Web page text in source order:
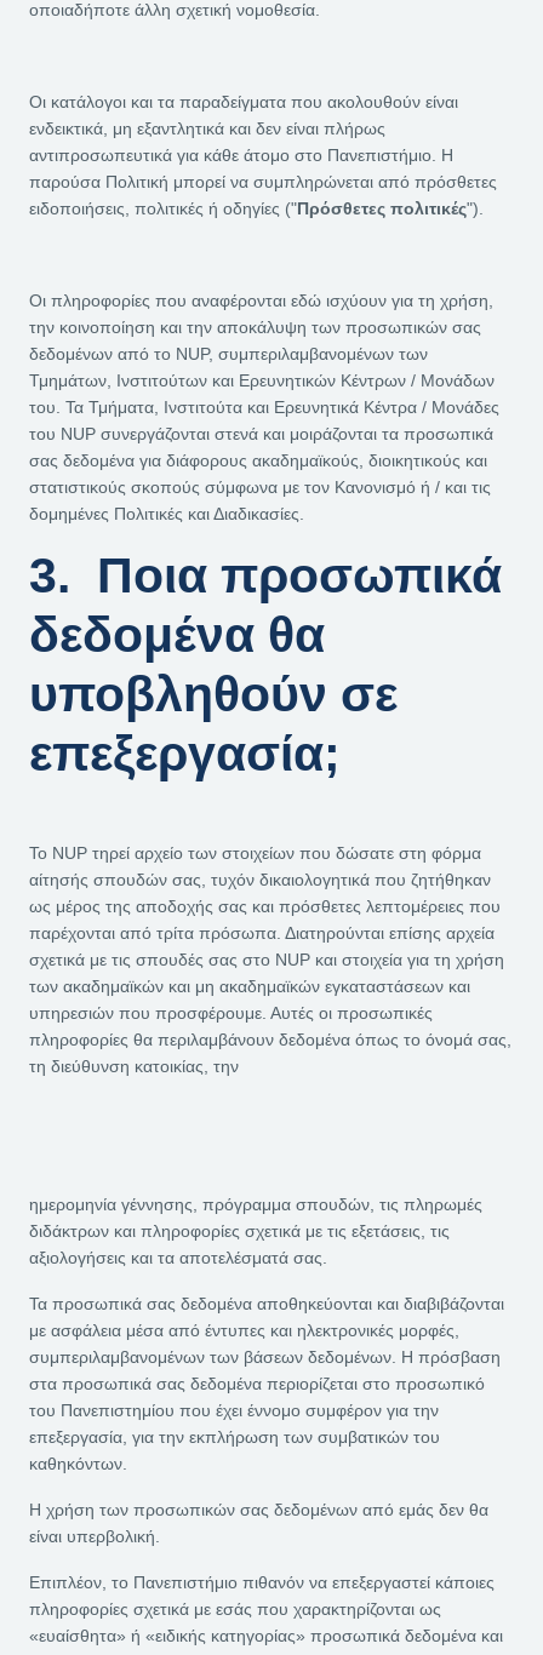
οποιαδήποτε άλλη σχετική νομοθεσία.
Οι κατάλογοι και τα παραδείγματα που ακολουθούν είναι
ενδεικτικά, μη εξαντλητικά και δεν είναι πλήρως
αντιπροσωπευτικά για κάθε άτομο στο Πανεπιστήμιο. Η
παρούσα Πολιτική μπορεί να συμπληρώνεται από πρόσθετες
ειδοποιήσεις, πολιτικές ή οδηγίες ("Πρόσθετες πολιτικές").
Οι πληροφορίες που αναφέρονται εδώ ισχύουν για τη χρήση,
την κοινοποίηση και την αποκάλυψη των προσωπικών σας
δεδομένων από το NUP, συμπεριλαμβανομένων των
Τμημάτων, Ινστιτούτων και Ερευνητικών Κέντρων / Μονάδων
του. Τα Τμήματα, Ινστιτούτα και Ερευνητικά Κέντρα / Μονάδες
του NUP συνεργάζονται στενά και μοιράζονται τα προσωπικά
σας δεδομένα για διάφορους ακαδημαϊκούς, διοικητικούς και
στατιστικούς σκοπούς σύμφωνα με τον Κανονισμό ή / και τις
δομημένες Πολιτικές και Διαδικασίες.
3. Ποια προσωπικά
δεδομένα θα
υποβληθούν σε
επεξεργασία;
Το NUP τηρεί αρχείο των στοιχείων που δώσατε στη φόρμα
αίτησής σπουδών σας, τυχόν δικαιολογητικά που ζητήθηκαν
ως μέρος της αποδοχής σας και πρόσθετες λεπτομέρειες που
παρέχονται από τρίτα πρόσωπα. Διατηρούνται επίσης αρχεία
σχετικά με τις σπουδές σας στο NUP και στοιχεία για τη χρήση
των ακαδημαϊκών και μη ακαδημαϊκών εγκαταστάσεων και
υπηρεσιών που προσφέρουμε. Αυτές οι προσωπικές
πληροφορίες θα περιλαμβάνουν δεδομένα όπως το όνομά σας,
τη διεύθυνση κατοικίας, την
ημερομηνία γέννησης, πρόγραμμα σπουδών, τις πληρωμές
διδάκτρων και πληροφορίες σχετικά με τις εξετάσεις, τις
αξιολογήσεις και τα αποτελέσματά σας.
Τα προσωπικά σας δεδομένα αποθηκεύονται και διαβιβάζονται
με ασφάλεια μέσα από έντυπες και ηλεκτρονικές μορφές,
συμπεριλαμβανομένων των βάσεων δεδομένων. Η πρόσβαση
στα προσωπικά σας δεδομένα περιορίζεται στο προσωπικό
του Πανεπιστημίου που έχει έννομο συμφέρον για την
επεξεργασία, για την εκπλήρωση των συμβατικών του
καθηκόντων.
H χρήση των προσωπικών σας δεδομένων από εμάς δεν θα
είναι υπερβολική.
Επιπλέον, το Πανεπιστήμιο πιθανόν να επεξεργαστεί κάποιες
πληροφορίες σχετικά με εσάς που χαρακτηρίζονται ως
«ευαίσθητα» ή «ειδικής κατηγορίας» προσωπικά δεδομένα και